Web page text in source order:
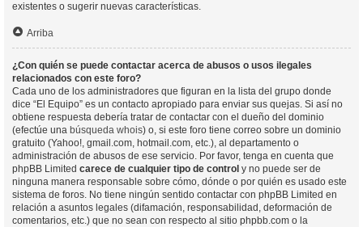
existentes o sugerir nuevas características.
Arriba
¿Con quién se puede contactar acerca de abusos o usos ilegales
relacionados con este foro?
Cada uno de los administradores que figuran en la lista del grupo donde
dice “El Equipo” es un contacto apropiado para enviar sus quejas. Si así no
obtiene respuesta debería tratar de contactar con el dueño del dominio
(efectúe una búsqueda whois) o, si este foro tiene correo sobre un dominio
gratuito (Yahoo!, gmail.com, hotmail.com, etc.), al departamento o
administración de abusos de ese servicio. Por favor, tenga en cuenta que
phpBB Limited carece de cualquier tipo de control y no puede ser de
ninguna manera responsable sobre cómo, dónde o por quién es usado este
sistema de foros. No tiene ningún sentido contactar con phpBB Limited en
relación a asuntos legales (difamación, responsabilidad, deformación de
comentarios, etc.) que no sean con respecto al sitio phpbb.com o la